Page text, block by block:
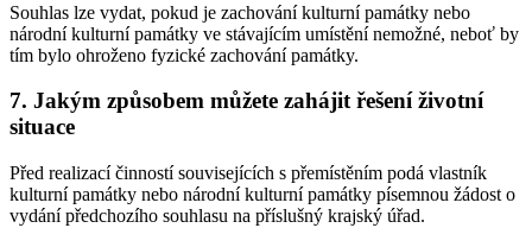
Souhlas lze vydat, pokud je zachování kulturní památky nebo
národní kulturní památky ve stávajícím umístění nemožné, neboť by
tím bylo ohroženo fyzické zachování památky.
7. Jakým způsobem můžete zahájit řešení životní
situace
Před realizací činností souvisejících s přemístěním podá vlastník
kulturní památky nebo národní kulturní památky písemnou žádost o
vydání předchozího souhlasu na příslušný krajský úřad.